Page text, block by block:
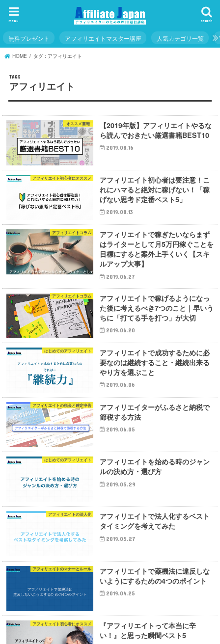
search
menu
無料プレゼント アフィリエイトマスター講座 人気カテゴリ一覧
HOME タグ : アフィリエイト
アフィリエイト
オススメ書籍
【2019年版】アフィリエイトやるな
ら読んでおきたい厳選書籍BEST10
2019.08.16
アフィリエイト初心者にオススメ
アフィリエイト初心者は要注意！こ
れにハマると絶対に稼げない！「稼
げない思考ド定番ベスト5」
2019.08.13
アフィリエイトコラム
アフィリエイトで稼ぎたいならまず
はライターとして月5万円稼ぐことを
目標にすると案外上手くいく【スキ
ルアップ大事】
2019.06.27
アフィリエイトコラム
アフィリエイトで稼げるようになっ
た後に考えるべき7つのこと｜早いう
ちに「打てる手を打つ」が大切
2019.06.20
はじめてのアフィリエイト
アフィリエイトで成功するために必
要なのは継続すること・継続出来る
やり方を選ぶこと
2019.06.06
アフィリエイトの税金と確定申告
アフィリエイターがふるさと納税で
節税する方法
2019.06.05
はじめてのアフィリエイト
アフィリエイトを始める時のジャン
ルの決め方・選び方
2019.05.29
アフィリエイトの法人化
アフィリエイトで法人化するベスト
タイミングを考えてみた
2019.05.27
アフィリエイトのマナーとルール
アフィリエイトで薬機法に違反しな
いようにするための4つのポイント
2019.04.25
アフィリエイト初心者にオススメ
『アフィリエイトって本当に辛
い！』と思った瞬間ベスト5